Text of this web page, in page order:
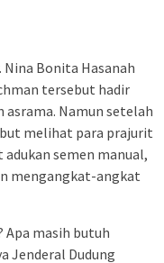
Nina Bonita Hasanah
tersebut hadir
Namun setelah
melihat para prajurit
semen manual,
mengangkat-angkat
Apa masih butuh
Jenderal Dudung